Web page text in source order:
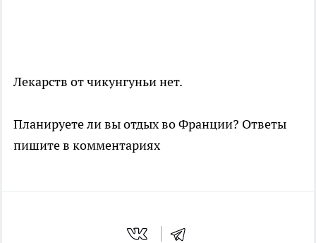
Лекарств от чикунгуньи нет.
Планируете ли вы отдых во Франции? Ответы
пишите в комментариях